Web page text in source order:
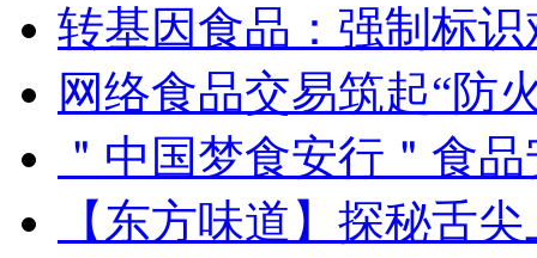
转基因食品：强制标
网络食品交易筑起“防
＂中国梦食安行＂食
【东方味道】探秘舌